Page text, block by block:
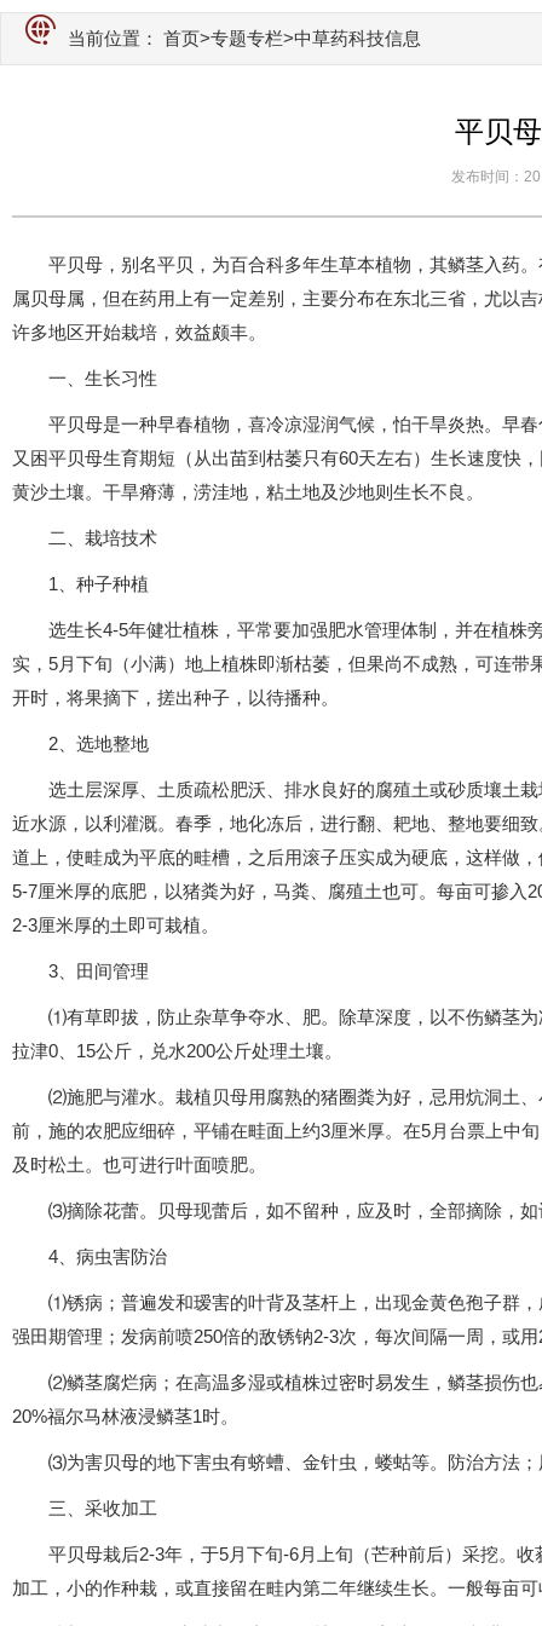
当前位置： 首页>专题专栏>中草药科技信息
平贝
发布时间：
平贝母，别名平贝，为百合科多年生草本植物，其鳞茎入药
属贝母属，但在药用上有一定差别，主要分布在东北三省，尤以
许多地区开始栽培，效益颇丰。
一、生长习性
平贝母是一种早春植物，喜冷凉湿润气候，怕干旱炎热。早
又困平贝母生育期短（从出苗到枯萎只有60天左右）生长速度快
黄沙土壤。干旱瘠薄，涝洼地，粘土地及沙地则生长不良。
二、栽培技术
1、种子种植
选生长4-5年健壮植株，平常要加强肥水管理体制，并在植
实，5月下旬（小满）地上植株即渐枯萎，但果尚不成熟，可连
开时，将果摘下，搓出种子，以待播种。
2、选地整地
选土层深厚、土质疏松肥沃、排水良好的腐殖土或砂质壤土
近水源，以利灌溉。春季，地化冻后，进行翻、耙地、整地要细
道上，使畦成为平底的畦槽，之后用滚子压实成为硬底，这样做
5-7厘米厚的底肥，以猪粪为好，马粪、腐殖土也可。每亩可掺
2-3厘米厚的土即可栽植。
3、田间管理
⑴有草即拔，防止杂草争夺水、肥。除草深度，以不伤鳞茎
拉津0、15公斤，兑水200公斤处理土壤。
⑵施肥与灌水。栽植贝母用腐熟的猪圈粪为好，忌用炕洞土
前，施的农肥应细碎，平铺在畦面上约3厘米厚。在5月台票上中
及时松土。也可进行叶面喷肥。
⑶摘除花蕾。贝母现蕾后，如不留种，应及时，全部摘除，
4、病虫害防治
⑴锈病；普遍发和瑷害的叶背及茎杆上，出现金黄色孢子群
强田期管理；发病前喷250倍的敌锈钠2-3次，每次间隔一周，或
⑵鳞茎腐烂病；在高温多湿或植株过密时易发生，鳞茎损伤
20%福尔马林液浸鳞茎1时。
⑶为害贝母的地下害虫有蛴螬、金针虫，蝼蛄等。防治方法
三、采收加工
平贝母栽后2-3年，于5月下旬-6月上旬（芒种前后）采挖。
加工，小的作种栽，或直接留在畦内第二年继续生长。一般每亩